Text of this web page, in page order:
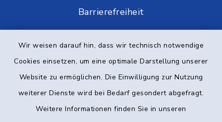
Wir weisen darauf hin, dass wir technisch notwendige
Cookies einsetzen, um eine optimale Darstellung unserer
Website zu ermöglichen. Die Einwilligung zur Nutzung
weiterer Dienste wird bei Bedarf gesondert abgefragt.
Weitere Informationen finden Sie in unseren
Barrierefreiheit
Impressum
Elektronische Kommunikation
Sitemap